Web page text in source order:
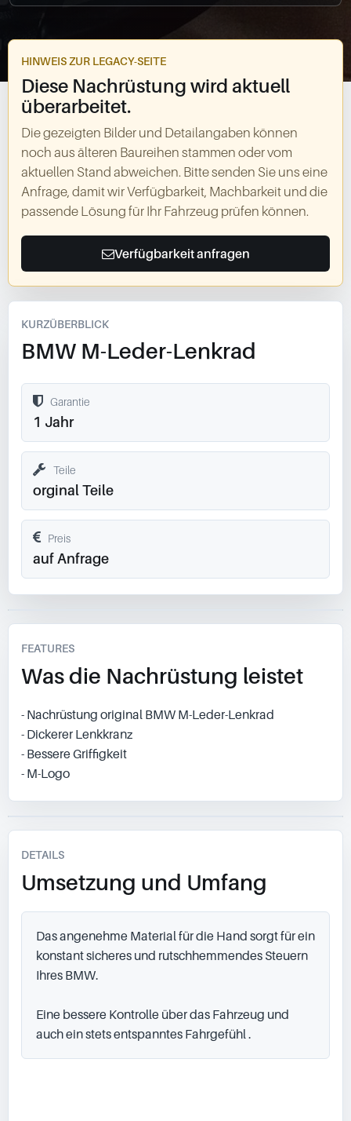
HINWEIS ZUR LEGACY-SEITE
Diese Nachrüstung wird aktuell
überarbeitet.
Die gezeigten Bilder und Detailangaben können
noch aus älteren Baureihen stammen oder vom
aktuellen Stand abweichen. Bitte senden Sie uns eine
Anfrage, damit wir Verfügbarkeit, Machbarkeit und die
passende Lösung für Ihr Fahrzeug prüfen können.
Verfügbarkeit anfragen
KURZÜBERBLICK
BMW M-Leder-Lenkrad
Garantie
1 Jahr
Teile
orginal Teile
Preis
auf Anfrage
FEATURES
Was die Nachrüstung leistet
- Nachrüstung original BMW M-Leder-Lenkrad
- Dickerer Lenkkranz
- Bessere Griffigkeit
- M-Logo
DETAILS
Umsetzung und Umfang
Das angenehme Material für die Hand sorgt für ein
konstant sicheres und rutschhemmendes Steuern
Ihres BMW.
Eine bessere Kontrolle über das Fahrzeug und
auch ein stets entspanntes Fahrgefühl .